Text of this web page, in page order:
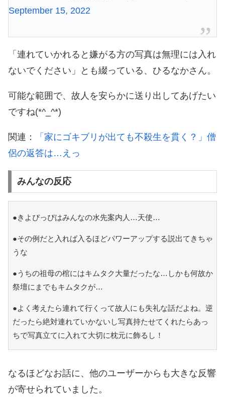
September 15, 2022
「連れていかれると嫌がる方の写真は無理には入れ
ないでください」とも綴っている、ひるなかさん。
可能な範囲で、故人を安らかに送り出してあげたい
ですね(*^_^*)
関連：
「家にゴキブリが出ても不殺生を貫く？」僧
侶の返答は…えっ
みんなの反応
●きよぴっぴはみんなの水先案内人…天使…
●その例だと入れば入るほどパワーアップする説出てきちゃ
うな
●うちの祖母の棺にはキムタク大量だったな…しかも何故か
祭壇にまでもキムタクが…
●よく考えたら連れて行くって故人にも失礼な話だよね。逆
だったら絶対連れていかないし写真持たせてくれたらあっ
ちで写真立てに入れて大切に枕元に飾るし！
なるほどなお話に、他のユーザーからも大きな反響
が寄せられていました。